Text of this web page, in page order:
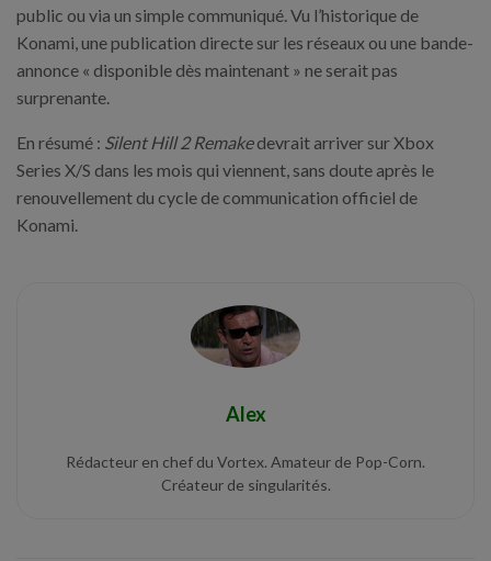
public ou via un simple communiqué. Vu l’historique de
Konami, une publication directe sur les réseaux ou une bande-
annonce « disponible dès maintenant » ne serait pas
surprenante.
En résumé : Silent Hill 2 Remakedevrait arriver sur Xbox
Series X/S dans les mois qui viennent, sans doute après le
renouvellement du cycle de communication officiel de
Konami.
Alex
Rédacteur en chef du Vortex. Amateur de Pop-Corn.
Créateur de singularités.